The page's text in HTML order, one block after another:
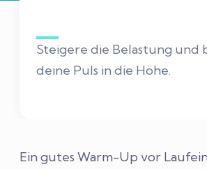
Steigere die Belastung und
deine Puls in die Höhe.
Ein gutes Warm-Up vor